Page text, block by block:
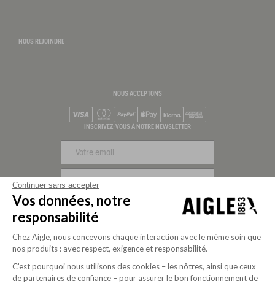
NOUS REJOINDRE
NOUS ACCEPTONS
Visa Mastercard
PayPalApple PayKlarna
INSCRIVEZ-VOUS À NOTRE NEWSLETTER
Continuer sans accepter
Vos données, notre
responsabilité
Chez Aigle, nous concevons chaque interaction avec le même soin que
nos produits : avec respect, exigence et responsabilité.
C’est pourquoi nous utilisons des cookies – les nôtres, ainsi que ceux
de partenaires de confiance – pour assurer le bon fonctionnement de